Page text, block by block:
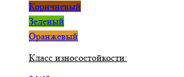
Коричневый
Зеленый
Оранжевый
Класс износостойкости: